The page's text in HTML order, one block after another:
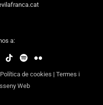
a:
Política de cookies | Termes i
Web